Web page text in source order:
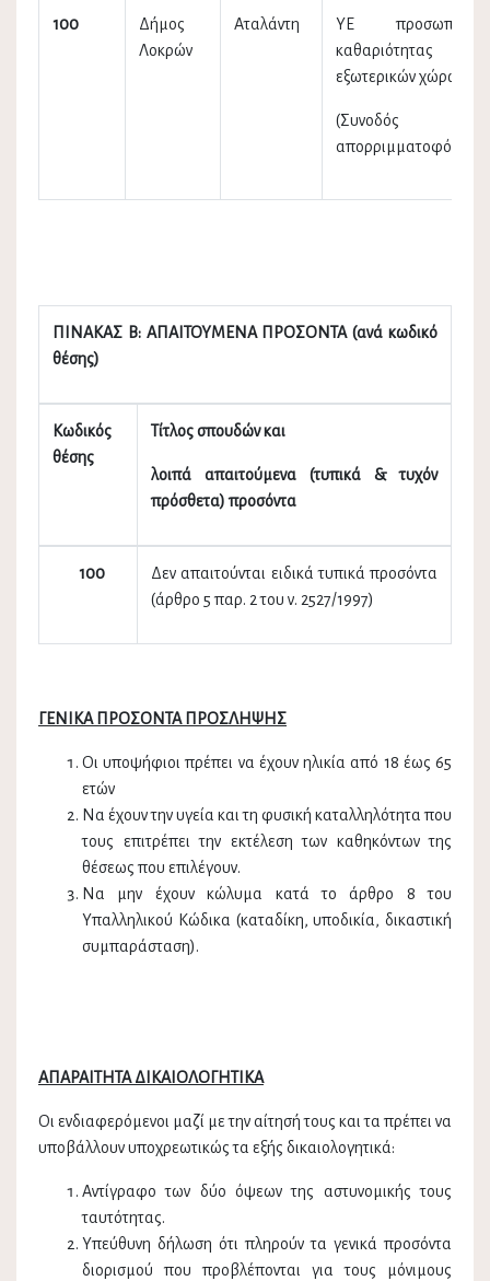
100
Δήμος
Λοκρών
Αταλάντη
ΥΕ προσωπικού
καθαριότητας
εξωτερικών χώρων
(Συνοδός
απορριμματοφόρου)
ΠΙΝΑΚΑΣ Β: ΑΠΑΙΤΟΥΜΕΝΑ ΠΡΟΣΟΝΤΑ (ανά κωδικό
θέσης)
Κωδικός
θέσης
Τίτλος σπουδών και
λοιπά απαιτούμενα (τυπικά & τυχόν
πρόσθετα) προσόντα
100
Δεν απαιτούνται ειδικά τυπικά προσόντα
(άρθρο 5 παρ. 2 του ν. 2527/1997)
ΓΕΝΙΚΑ ΠΡΟΣΟΝΤΑ ΠΡΟΣΛΗΨΗΣ
Οι υποψήφιοι πρέπει να έχουν ηλικία από 18 έως 65
ετών
Να έχουν την υγεία και τη φυσική καταλληλότητα που
τους επιτρέπει την εκτέλεση των καθηκόντων της
θέσεως που επιλέγουν.
Να μην έχουν κώλυμα κατά το άρθρο 8 του
Υπαλληλικού Κώδικα (καταδίκη, υποδικία, δικαστική
συμπαράσταση).
ΑΠΑΡΑΙΤΗΤΑ ΔΙΚΑΙΟΛΟΓΗΤΙΚΑ
Οι ενδιαφερόμενοι μαζί με την αίτησή τους και τα πρέπει να
υποβάλλουν υποχρεωτικώς τα εξής δικαιολογητικά:
Αντίγραφο των δύο όψεων της αστυνομικής τους
ταυτότητας.
Υπεύθυνη δήλωση ότι πληρούν τα γενικά προσόντα
διορισμού που προβλέπονται για τους μόνιμους